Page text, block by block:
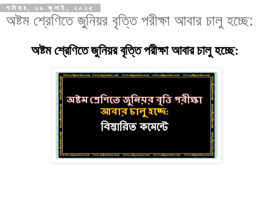
শনিবার, ২৬ জুলাই, ২০২৫
অষ্টম শ্রেণিতে জুনিয়র বৃত্তি পরীক্ষা আবার চালু হচ্ছে:
অষ্টম শ্রেণিতে জুনিয়র বৃত্তি পরীক্ষা আবার চালু হচ্ছে: